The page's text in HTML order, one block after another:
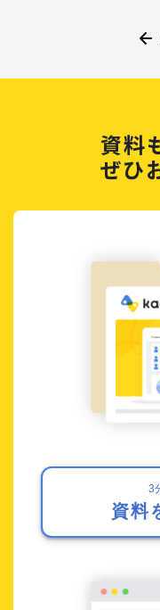
資料
ぜひ
3
資料